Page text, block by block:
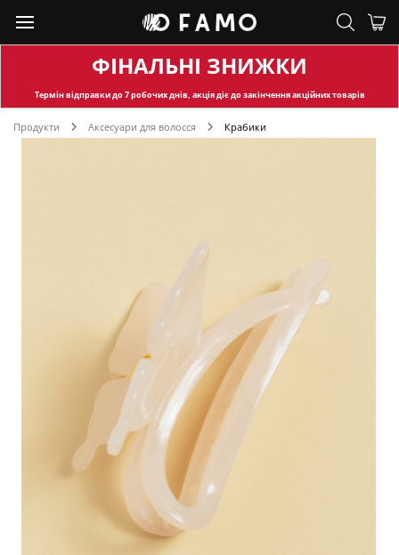
ФІНАЛЬНІ ЗНИЖКИ
Термін відправкидо 7 робочих днів, акція діє до закінчення акційних товарів
Продукти Аксесуари для волосся Крабики